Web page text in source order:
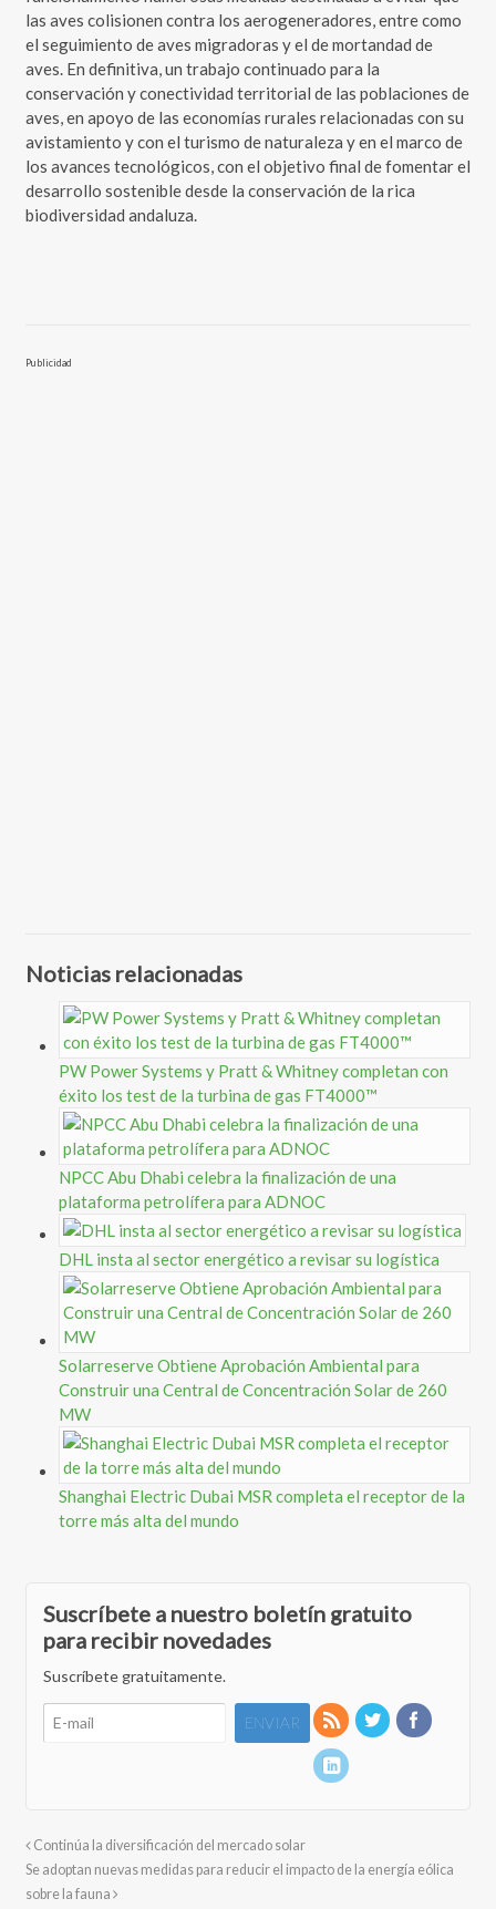
las aves colisionen contra los aerogeneradores, entre como
el seguimiento de aves migradoras y el de mortandad de
aves. En definitiva, un trabajo continuado para la
conservación y conectividad territorial de las poblaciones de
aves, en apoyo de las economías rurales relacionadas con su
avistamiento y con el turismo de naturaleza y en el marco de
los avances tecnológicos, con el objetivo final de fomentar el
desarrollo sostenible desde la conservación de la rica
biodiversidad andaluza.
Publicidad
Noticias relacionadas
PW Power Systems y Pratt & Whitney completan con
éxito los test de la turbina de gas FT4000™
NPCC Abu Dhabi celebra la finalización de una
plataforma petrolífera para ADNOC
DHL insta al sector energético a revisar su logística
Solarreserve Obtiene Aprobación Ambiental para
Construir una Central de Concentración Solar de 260
MW
Shanghai Electric Dubai MSR completa el receptor de la
torre más alta del mundo
Suscríbete a nuestro boletín gratuito
para recibir novedades
Suscríbete gratuitamente.
Continúa la diversificación del mercado solar
Se adoptan nuevas medidas para reducir el impacto de la energía eólica
sobre la fauna